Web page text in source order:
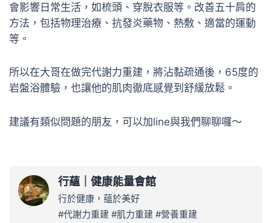
會影響日常生活，如梳頭、穿脫衣服等。改善五十肩的
方法，包括物理治療、抗發炎藥物、熱敷、適當的運動
等。
所以在大哥在做完代謝力重建，將沾黏疏通後，65度的
岩盤浴體驗，也讓他的肌肉徹底感覺到舒緩放鬆。
建議有類似問題的朋友，可以加line與我們聊聊囉～
行蘊｜健康能量會館
行於健康，蘊於美好
#代謝力重建 #肌力重建 #營養重建